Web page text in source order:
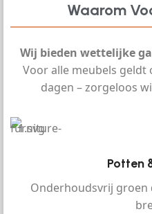
Waarom
Wij bieden wettelijke
Voor alle meubels geldt
dagen – zorgeloos
Potten
Onderhoudsvrij groen